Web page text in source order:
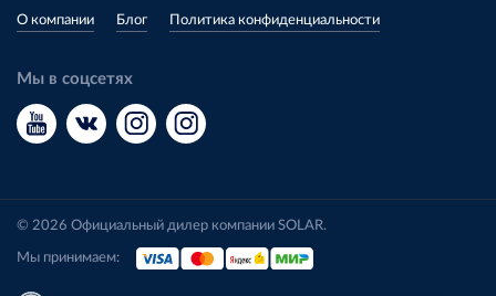
О компании Блог Политика конфиденциальности
Мы в соцсетях
© 2026 Официальный дилер компании SOLAR.
Мы принимаем: